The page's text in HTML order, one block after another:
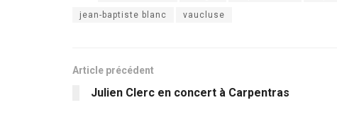
jean-baptiste blanc vaucluse
Article précédent
Julien Clerc en concert à Carpentras